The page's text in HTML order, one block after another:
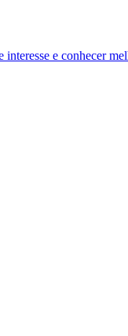
e conhecer